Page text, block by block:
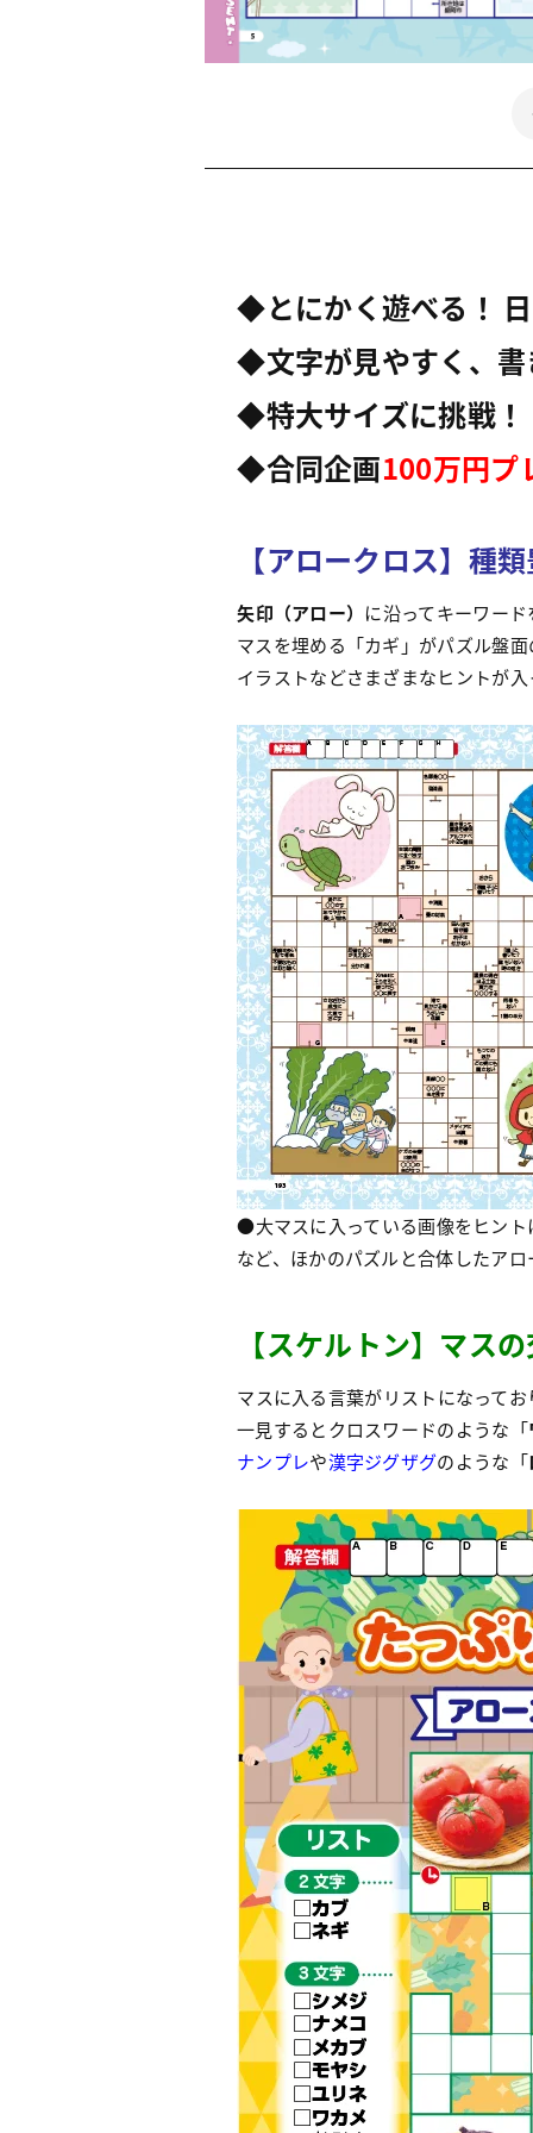
◆とにかく遊べる！
◆文字が見やすく、書
◆特大サイズに挑戦 ！
◆合同企画100万円プ
【アロークロス】種
矢印（アロー） に沿ってキーワー
マスを埋める「カギ」がパズル盤
イラストなどさまざまなヒントが
●大マスに入っている画像をヒン
など、ほかのパズルと合体したア
【スケルトン】マス
マスに入る言葉がリストになって
一見するとクロスワードのような「
ナンプレや漢字ジグザグのような「